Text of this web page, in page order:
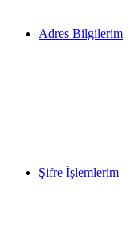
Adres Bilgilerim
Şifre İşlemlerim